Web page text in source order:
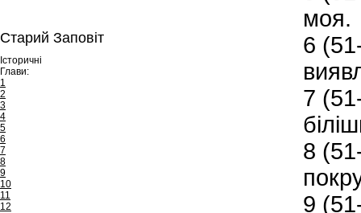
Старий Заповіт
Історичні
Глави:
1
2
3
4
5
6
7
8
9
10
11
12
моя.
6
7
8
9